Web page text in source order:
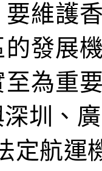
要維護
的發展
至為重
圳、
定航運